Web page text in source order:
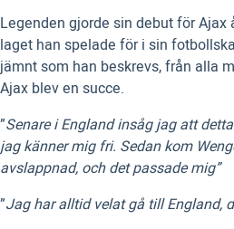
Legenden gjorde sin debut för Ajax
laget han spelade för i sin
jämnt som han beskrevs, från alla
Ajax blev en succe.
”Senare i England insåg jag att
jag känner mig fri. Sedan kom
avslappnad, och det passade mig”
”Jag har alltid velat gå till England,